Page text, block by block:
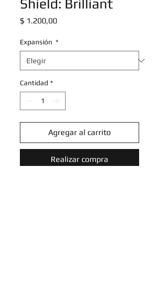
Shield: Brilliant
$ 1.200,00Precio
Expansión *
Cantidad *
Agregar al carrito
Realizar compra